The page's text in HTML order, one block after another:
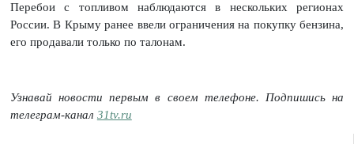
Перебои с топливом наблюдаются в нескольких регионах
России. В Крыму ранее ввели ограничения на покупку бензина,
его продавали только по талонам.
Узнавай новости первым в своем телефоне. Подпишись на
телеграм-канал 31tv.ru